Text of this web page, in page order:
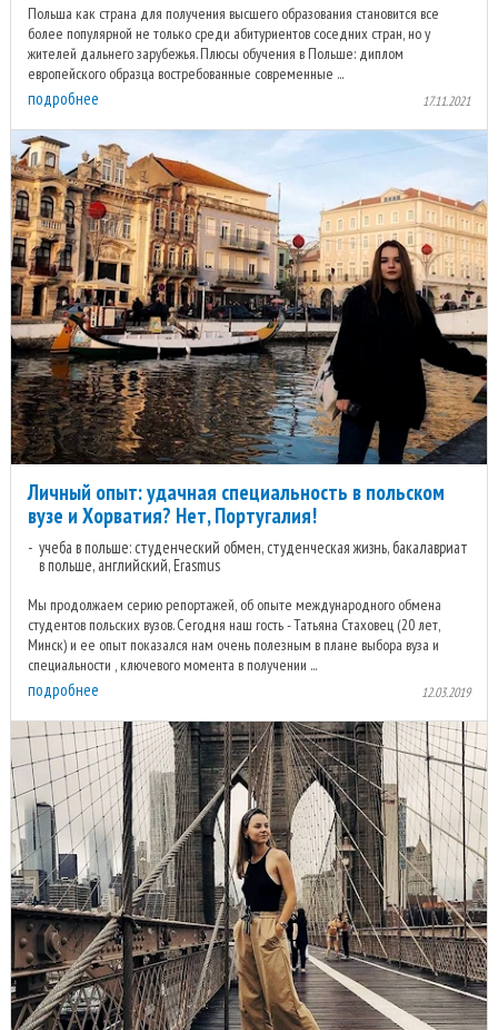
Польша как страна для получения высшего образования становится все
более популярной не только среди абитуриентов соседних стран, но у
жителей дальнего зарубежья. Плюсы обучения в Польше: диплом
европейского образца востребованные современные ...
подробнее 17.11.2021
Личный опыт: удачная специальность в польском
вузе и Хорватия? Нет, Португалия!
учеба в польше: студенческий обмен, студенческая жизнь, бакалавриат
в польше, английский, Erasmus
Мы продолжаем серию репортажей, об опыте международного обмена
студентов польских вузов. Сегодня наш гость - Татьяна Стаховец (20 лет,
Минск) и ее опыт показался нам очень полезным в плане выбора вуза и
специальности , ключевого момента в получении ...
подробнее 12.03.2019